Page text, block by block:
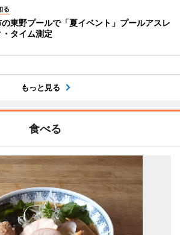
る
東野プールで「夏イベント」プールアスレ
タイム測定
もっと見る
食べる